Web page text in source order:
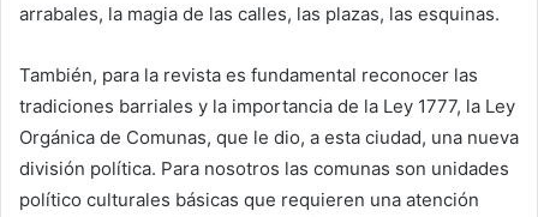
arrabales, la magia de las calles, las plazas, las esquinas.
También, para la revista es fundamental reconocer las
tradiciones barriales y la importancia de la Ley 1777, la Ley
Orgánica de Comunas, que le dio, a esta ciudad, una nueva
división política. Para nosotros las comunas son unidades
político culturales básicas que requieren una atención